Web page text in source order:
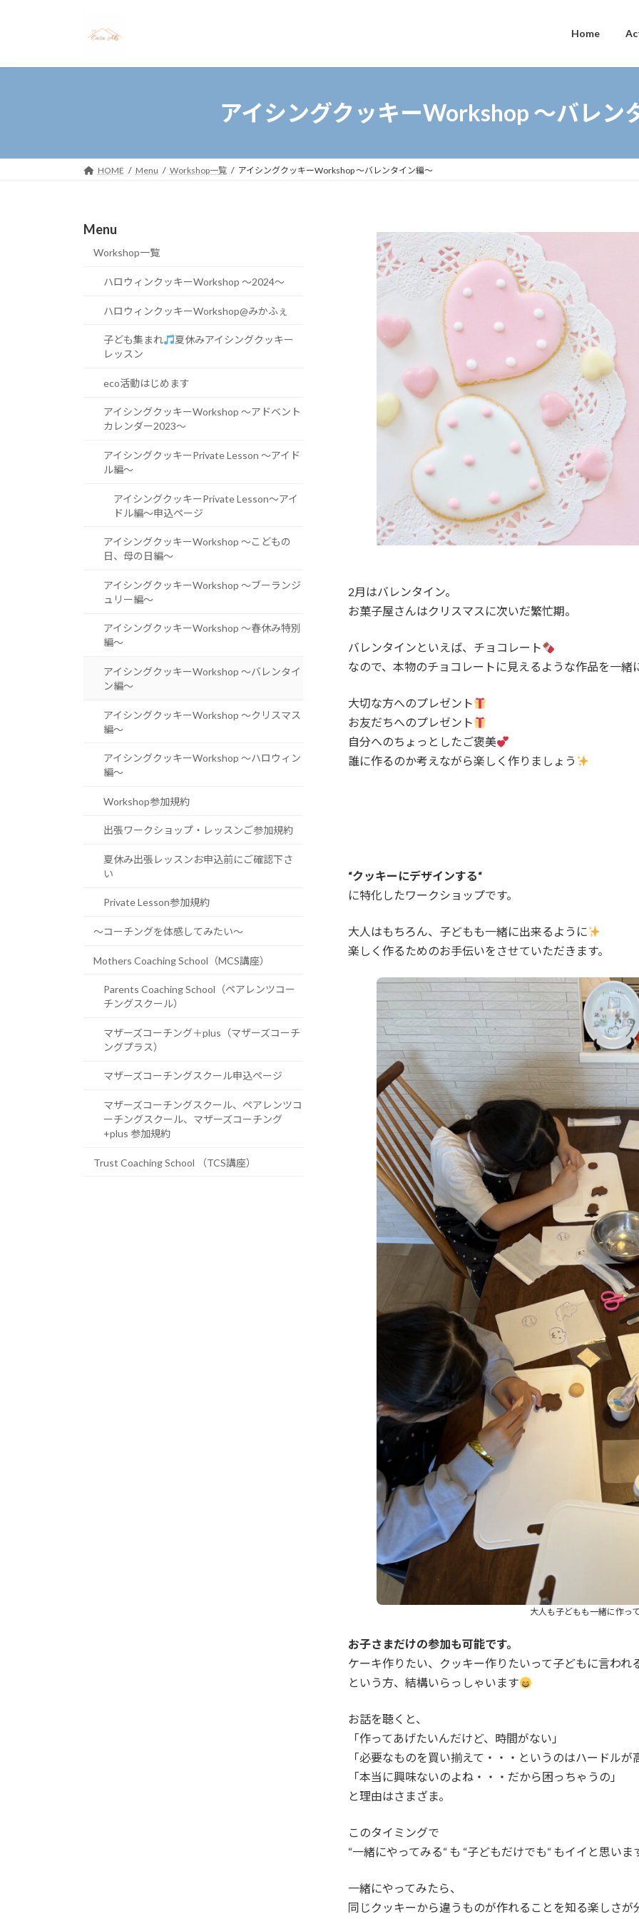
プ
動
Home
アイシングクッキーWorkshop 〜バレン
HOME Menu Workshop一覧 アイシングクッキーWorkshop 〜バレンタイン編〜
2月はバレンタイン。
お菓子屋さんはクリスマスに次いだ繁忙期。
バレンタインといえば、チョコレート
なので、本物のチョコレートに見えるような作品を一緒
大切な方へのプレゼント
お友だちへのプレゼント
自分へのちょっとしたご褒美
誰に作るのか考えながら楽しく作りましょう
“クッキーにデザインする“
に特化したワークショップです。
大人はもちろん、子どもも一緒に出来るように
楽しく作るためのお手伝いをさせていただきます。
大人も子どもも一緒に作っ
お子さまだけの参加も可能です。
ケーキ作りたい、クッキー作りたいって子どもに言われ
という方、結構いらっしゃいます
お話を聴くと、
「作ってあげたいんだけど、時間がない」
「必要なものを買い揃えて・・・というのはハードルが
「本当に興味ないのよね・・・だから困っちゃうの」
と理由はさまざま。
このタイミングで
“一緒にやってみる“ も “子どもだけでも“ もイイと思いま
一緒にやってみたら、
同じクッキーから違うものが作れることを知る楽しさが
Menu
Workshop一覧
ハロウィンクッキーWorkshop 〜2024〜
ハロウィンクッキーWorkshop@みかふぇ
子ども集まれ
夏休みアイシングクッキー
レッスン
eco活動はじめます
アイシングクッキーWorkshop 〜アドベント
カレンダー2023〜
アイシングクッキーPrivate Lesson 〜アイド
ル編〜
アイシングクッキーPrivate Lesson〜アイ
ドル編〜申込ページ
アイシングクッキーWorkshop 〜こどもの
日、母の日編〜
アイシングクッキーWorkshop 〜ブーランジ
ュリー編〜
アイシングクッキーWorkshop 〜春休み特別
編〜
アイシングクッキーWorkshop 〜バレンタイ
ン編〜
アイシングクッキーWorkshop 〜クリスマス
編〜
アイシングクッキーWorkshop 〜ハロウィン
編〜
Workshop参加規約
出張ワークショップ・レッスンご参加規約
夏休み出張レッスンお申込前にご確認下さ
い
Private Lesson参加規約
〜コーチングを体感してみたい〜
Mothers Coaching School（MCS講座）
Parents Coaching School（ペアレンツコー
チングスクール）
マザーズコーチング＋plus（マザーズコーチ
ングプラス）
マザーズコーチングスクール申込ページ
マザーズコーチングスクール、ペアレンツコ
ーチングスクール、マザーズコーチング
+plus 参加規約
Trust Coaching School （TCS講座）